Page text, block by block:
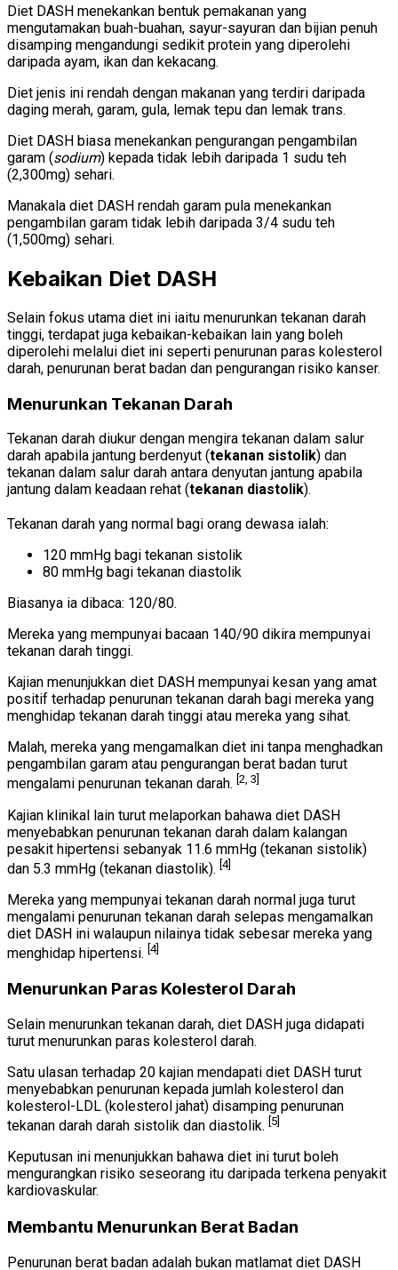
Diet DASH menekankan bentuk pemakanan yang
mengutamakan buah-buahan, sayur-sayuran dan bijian penuh
disamping mengandungi sedikit protein yang diperolehi
daripada ayam, ikan dan kekacang.
Diet jenis ini rendah dengan makanan yang terdiri daripada
daging merah, garam, gula, lemak tepu dan lemak trans.
Diet DASH biasa menekankan pengurangan pengambilan
garam (sodium) kepada tidak lebih daripada 1 sudu teh
(2,300mg) sehari.
Manakala diet DASH rendah garam pula menekankan
pengambilan garam tidak lebih daripada 3/4 sudu teh
(1,500mg) sehari.
Kebaikan Diet DASH
Selain fokus utama diet ini iaitu menurunkan tekanan darah
tinggi, terdapat juga kebaikan-kebaikan lain yang boleh
diperolehi melalui diet ini seperti penurunan paras kolesterol
darah, penurunan berat badan dan pengurangan risiko kanser.
Menurunkan Tekanan Darah
Tekanan darah diukur dengan mengira tekanan dalam salur
darah apabila jantung berdenyut (tekanan sistolik) dan
tekanan dalam salur darah antara denyutan jantung apabila
jantung dalam keadaan rehat (tekanan diastolik).
Tekanan darah yang normal bagi orang dewasa ialah:
120 mmHg bagi tekanan sistolik
80 mmHg bagi tekanan diastolik
Biasanya ia dibaca: 120/80.
Mereka yang mempunyai bacaan 140/90 dikira mempunyai
tekanan darah tinggi.
Kajian menunjukkan diet DASH mempunyai kesan yang amat
positif terhadap penurunan tekanan darah bagi mereka yang
menghidap tekanan darah tinggi atau mereka yang sihat.
Malah, mereka yang mengamalkan diet ini tanpa menghadkan
pengambilan garam atau pengurangan berat badan turut
mengalami penurunan tekanan darah. [2, 3]
Kajian klinikal lain turut melaporkan bahawa diet DASH
menyebabkan penurunan tekanan darah dalam kalangan
pesakit hipertensi sebanyak 11.6 mmHg (tekanan sistolik)
dan 5.3 mmHg (tekanan diastolik). [4]
Mereka yang mempunyai tekanan darah normal juga turut
mengalami penurunan tekanan darah selepas mengamalkan
diet DASH ini walaupun nilainya tidak sebesar mereka yang
menghidap hipertensi. [4]
Menurunkan Paras Kolesterol Darah
Selain menurunkan tekanan darah, diet DASH juga didapati
turut menurunkan paras kolesterol darah.
Satu ulasan terhadap 20 kajian mendapati diet DASH turut
menyebabkan penurunan kepada jumlah kolesterol dan
kolesterol-LDL (kolesterol jahat) disamping penurunan
tekanan darah darah sistolik dan diastolik. [5]
Keputusan ini menunjukkan bahawa diet ini turut boleh
mengurangkan risiko seseorang itu daripada terkena penyakit
kardiovaskular.
Membantu Menurunkan Berat Badan
Penurunan berat badan adalah bukan matlamat diet DASH